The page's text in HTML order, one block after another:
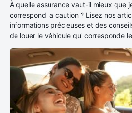
À quelle assurance vaut-il mieux que
correspond la caution ? Lisez nos
informations précieuses et des
de louer le véhicule qui corresponde